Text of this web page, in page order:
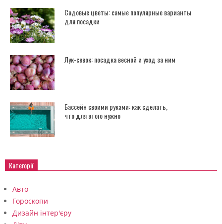
Садовые цветы: самые популярные варианты
для посадки
Лук-севок: посадка весной и уход за ним
Бассейн своими руками: как сделать,
что для этого нужно
Категорії
Авто
Гороскопи
Дизайн інтер'єру